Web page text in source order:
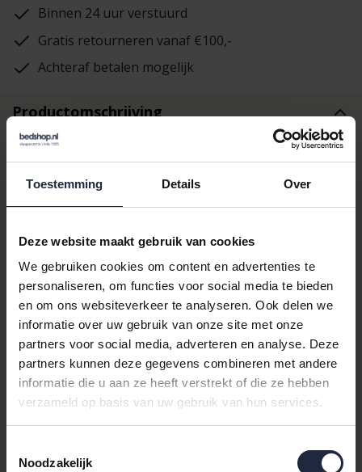
Toestemming Details Over
Deze website maakt gebruik van cookies
We gebruiken cookies om content en advertenties te
personaliseren, om functies voor social media te bieden
en om ons websiteverkeer te analyseren. Ook delen we
informatie over uw gebruik van onze site met onze
partners voor social media, adverteren en analyse. Deze
partners kunnen deze gegevens combineren met andere
informatie die u aan ze heeft verstrekt of die ze hebben
verzameld op basis van uw gebruik van hun services.
Noodzakelijk
Binnen 24 uur verstuurd
Gratis retourneren vanaf €100,-
Achteraf betalen mogelijk
Productomschrijving
Ontdek de Luxe van de
McNutt of Donegal Plaid
Lambswool Coastal Check
Ervaar de ongeëvenaarde zachtheid en warmte van de McNutt
of Donegal plaid lambswool 140x200 Coastal check. Deze
prachtige plaid, met zijn tijdloze ruitdessin in blauw en beige, is
de perfecte aanvulling op elk interieur. Of u nu op zoek bent
naar extra warmte op koude avonden of een stijlvol accessoire
voor uw woonkamer, deze plaid biedt het allemaal.
Waarom Kiezen voor McNutt of
Donegal?
BijMcnutt of Donegal
wollen